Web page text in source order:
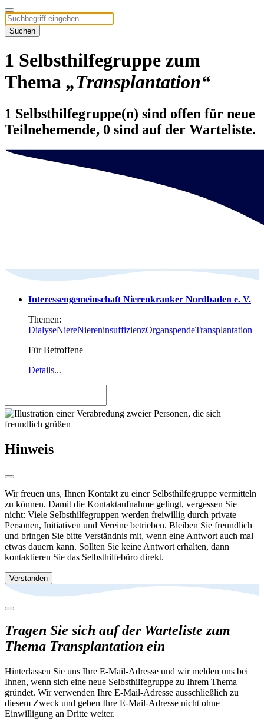
Suchen
1 Selbsthilfegruppe zum
Thema „Transplantation“
1 Selbsthilfegruppe(n) sind offen für neue
Teilnehemende, 0 sind auf der Warteliste.
Interessengemeinschaft Nierenkranker Nordbaden e. V.
Themen:
DialyseNiereNiereninsuffizienzOrganspendeTransplantation
Für Betroffene
Details...
Hinweis
Wir freuen uns, Ihnen Kontakt zu einer Selbsthilfegruppe vermitteln
zu können. Damit die Kontaktaufnahme gelingt, vergessen Sie
nicht: Viele Selbsthilfegruppen werden freiwillig durch private
Personen, Initiativen und Vereine betrieben. Bleiben Sie freundlich
und bringen Sie bitte Verständnis mit, wenn eine Antwort auch mal
etwas dauern kann. Sollten Sie keine Antwort erhalten, dann
kontaktieren Sie das Selbsthilfebüro direkt.
Verstanden
Tragen Sie sich auf der Warteliste zum
Thema Transplantation ein
Hinterlassen Sie uns Ihre E-Mail-Adresse und wir melden uns bei
Ihnen, wenn sich eine neue Selbsthilfegruppe zu Ihrem Thema
gründet. Wir verwenden Ihre E-Mail-Adresse ausschließlich zu
diesem Zweck und geben Ihre E-Mail-Adresse nicht ohne
Einwilligung an Dritte weiter.